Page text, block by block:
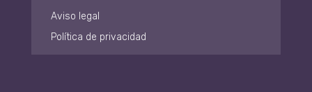
Aviso legal
Política de privacidad